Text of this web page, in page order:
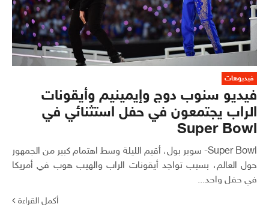
فيديوهات
فيديو سنوب دوج وإيمينيم وأيقونات
الراب يجتمعون في حفل استثنائي في
Super Bowl
Super Bowl- سوبر بول، أقيم الليلة وسط اهتمام كبير من الجمهور
حول العالم، بسبب تواجد أيقونات الراب والهيب هوب في أمريكا
في حفل واحد...
أكمل القراءة